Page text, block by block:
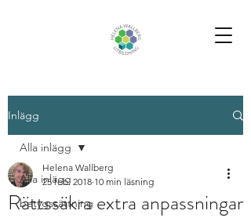
Inlägg
Alla inlägg
betygssättning
Alla inlägg
Rättssäkra extra anpassningar
Helena Wallberg
25 feb. 2018 10 min läsning